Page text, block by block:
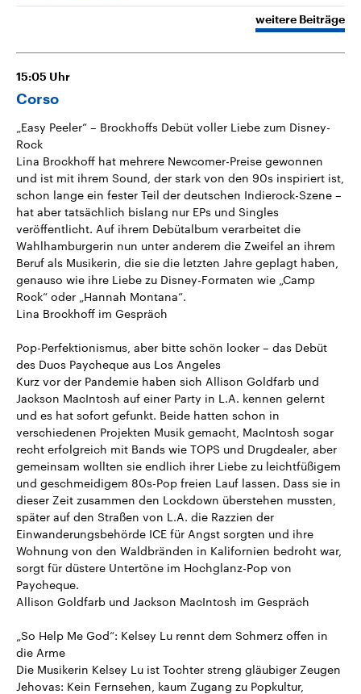
weitere Beiträge
15:05 Uhr
Corso
„Easy Peeler“ – Brockhoffs Debüt voller Liebe zum Disney-
Rock
Lina Brockhoff hat mehrere Newcomer-Preise gewonnen
und ist mit ihrem Sound, der stark von den 90s inspiriert ist,
schon lange ein fester Teil der deutschen Indierock-Szene –
hat aber tatsächlich bislang nur EPs und Singles
veröffentlicht. Auf ihrem Debütalbum verarbeitet die
Wahlhamburgerin nun unter anderem die Zweifel an ihrem
Beruf als Musikerin, die sie die letzten Jahre geplagt haben,
genauso wie ihre Liebe zu Disney-Formaten wie „Camp
Rock“ oder „Hannah Montana“.
Lina Brockhoff im Gespräch
Pop-Perfektionismus, aber bitte schön locker – das Debüt
des Duos Paycheque aus Los Angeles
Kurz vor der Pandemie haben sich Allison Goldfarb und
Jackson MacIntosh auf einer Party in L.A. kennen gelernt
und es hat sofort gefunkt. Beide hatten schon in
verschiedenen Projekten Musik gemacht, MacIntosh sogar
recht erfolgreich mit Bands wie TOPS und Drugdealer, aber
gemeinsam wollten sie endlich ihrer Liebe zu leichtfüßigem
und geschmeidigem 80s-Pop freien Lauf lassen. Dass sie in
dieser Zeit zusammen den Lockdown überstehen mussten,
später auf den Straßen von L.A. die Razzien der
Einwanderungsbehörde ICE für Angst sorgten und ihre
Wohnung von den Waldbränden in Kalifornien bedroht war,
sorgt für düstere Untertöne im Hochglanz-Pop von
Paycheque.
Allison Goldfarb und Jackson MacIntosh im Gespräch
„So Help Me God“: Kelsey Lu rennt dem Schmerz offen in
die Arme
Die Musikerin Kelsey Lu ist Tochter streng gläubiger Zeugen
Jehovas: Kein Fernsehen, kaum Zugang zu Popkultur,